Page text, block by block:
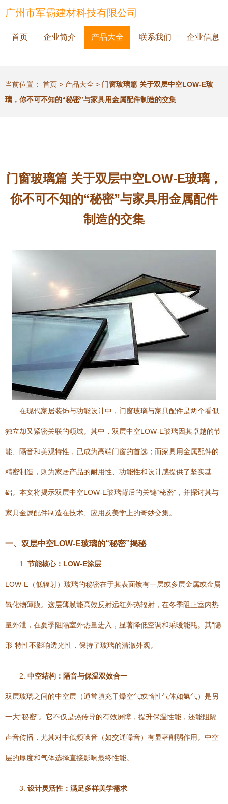
广州市军霸建材科技有限公司
首页 企业简介 产品大全 联系我们 企业信息
当前位置： 首页 > 产品大全 > 门窗玻璃篇 关于双层中空LOW-E玻
璃，你不可不知的“秘密”与家具用金属配件制造的交集
门窗玻璃篇 关于双层中空LOW-E玻璃，
你不可不知的“秘密”与家具用金属配件
制造的交集
在现代家居装饰与功能设计中，门窗玻璃与家具配件是两个看似
独立却又紧密关联的领域。其中，双层中空LOW-E玻璃因其卓越的节
能、隔音和美观特性，已成为高端门窗的首选；而家具用金属配件的
精密制造，则为家居产品的耐用性、功能性和设计感提供了坚实基
础。本文将揭示双层中空LOW-E玻璃背后的关键“秘密”，并探讨其与
家具金属配件制造在技术、应用及美学上的奇妙交集。
一、双层中空LOW-E玻璃的“秘密”揭秘
1. 节能核心：LOW-E涂层
LOW-E（低辐射）玻璃的秘密在于其表面镀有一层或多层金属或金属
氧化物薄膜。这层薄膜能高效反射远红外热辐射，在冬季阻止室内热
量外泄，在夏季阻隔室外热量进入，显著降低空调和采暖能耗。其“隐
形”特性不影响透光性，保持了玻璃的清澈外观。
2. 中空结构：隔音与保温双效合一
双层玻璃之间的中空层（通常填充干燥空气或惰性气体如氩气）是另
一大“秘密”。它不仅是热传导的有效屏障，提升保温性能，还能阻隔
声音传播，尤其对中低频噪音（如交通噪音）有显著削弱作用。中空
层的厚度和气体选择直接影响最终性能。
3. 设计灵活性：满足多样美学需求